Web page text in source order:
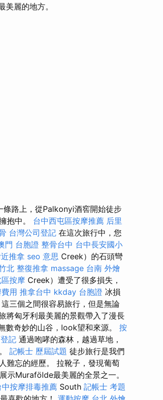
麗的地方。
條路上，從Palkonyi酒窖開始徒步
抱中。 台中西屯區按摩推薦 后里
台灣公司登記 在這次旅行中，您
門 台胞證 整骨台中 台中長安國小
推拿 seo 意思 Creek）的石頭彎
北 整復推拿 massage 台南 外燴
按摩 Creek）遭受了很多損失，
用 推拿台中 kkday 台胞證 冰損
三個之間很容易旅行，但是無論
將匈牙利最美麗的景觀帶入了漫長
數奇妙的山谷，look望和來源。 按
記 通過咆哮的森林，越過草地，
記帳士 歷屆試題 徒步旅行是我們
難忘的經歷。 拉靴子，發現葡萄
示Murafölde最美麗的全景之一。
中按摩排毒推薦 South 記帳士 考題